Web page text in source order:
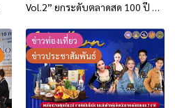
Vol.2” ยกระดับตลาดสด 100 ปี สู่
เศรษฐกิจสร้างสรรค์และการท่อง
เที่ยวของเมือง
ข่าวท่องเที่ยว
ข่าวประชาสัมพันธ์